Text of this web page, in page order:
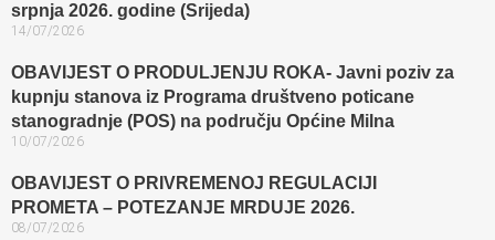
srpnja 2026. godine (Srijeda)
14/07/2026
OBAVIJEST O PRODULJENJU ROKA- Javni poziv za
kupnju stanova iz Programa društveno poticane
stanogradnje (POS) na području Općine Milna
10/07/2026
OBAVIJEST O PRIVREMENOJ REGULACIJI
PROMETA – POTEZANJE MRDUJE 2026.
08/07/2026